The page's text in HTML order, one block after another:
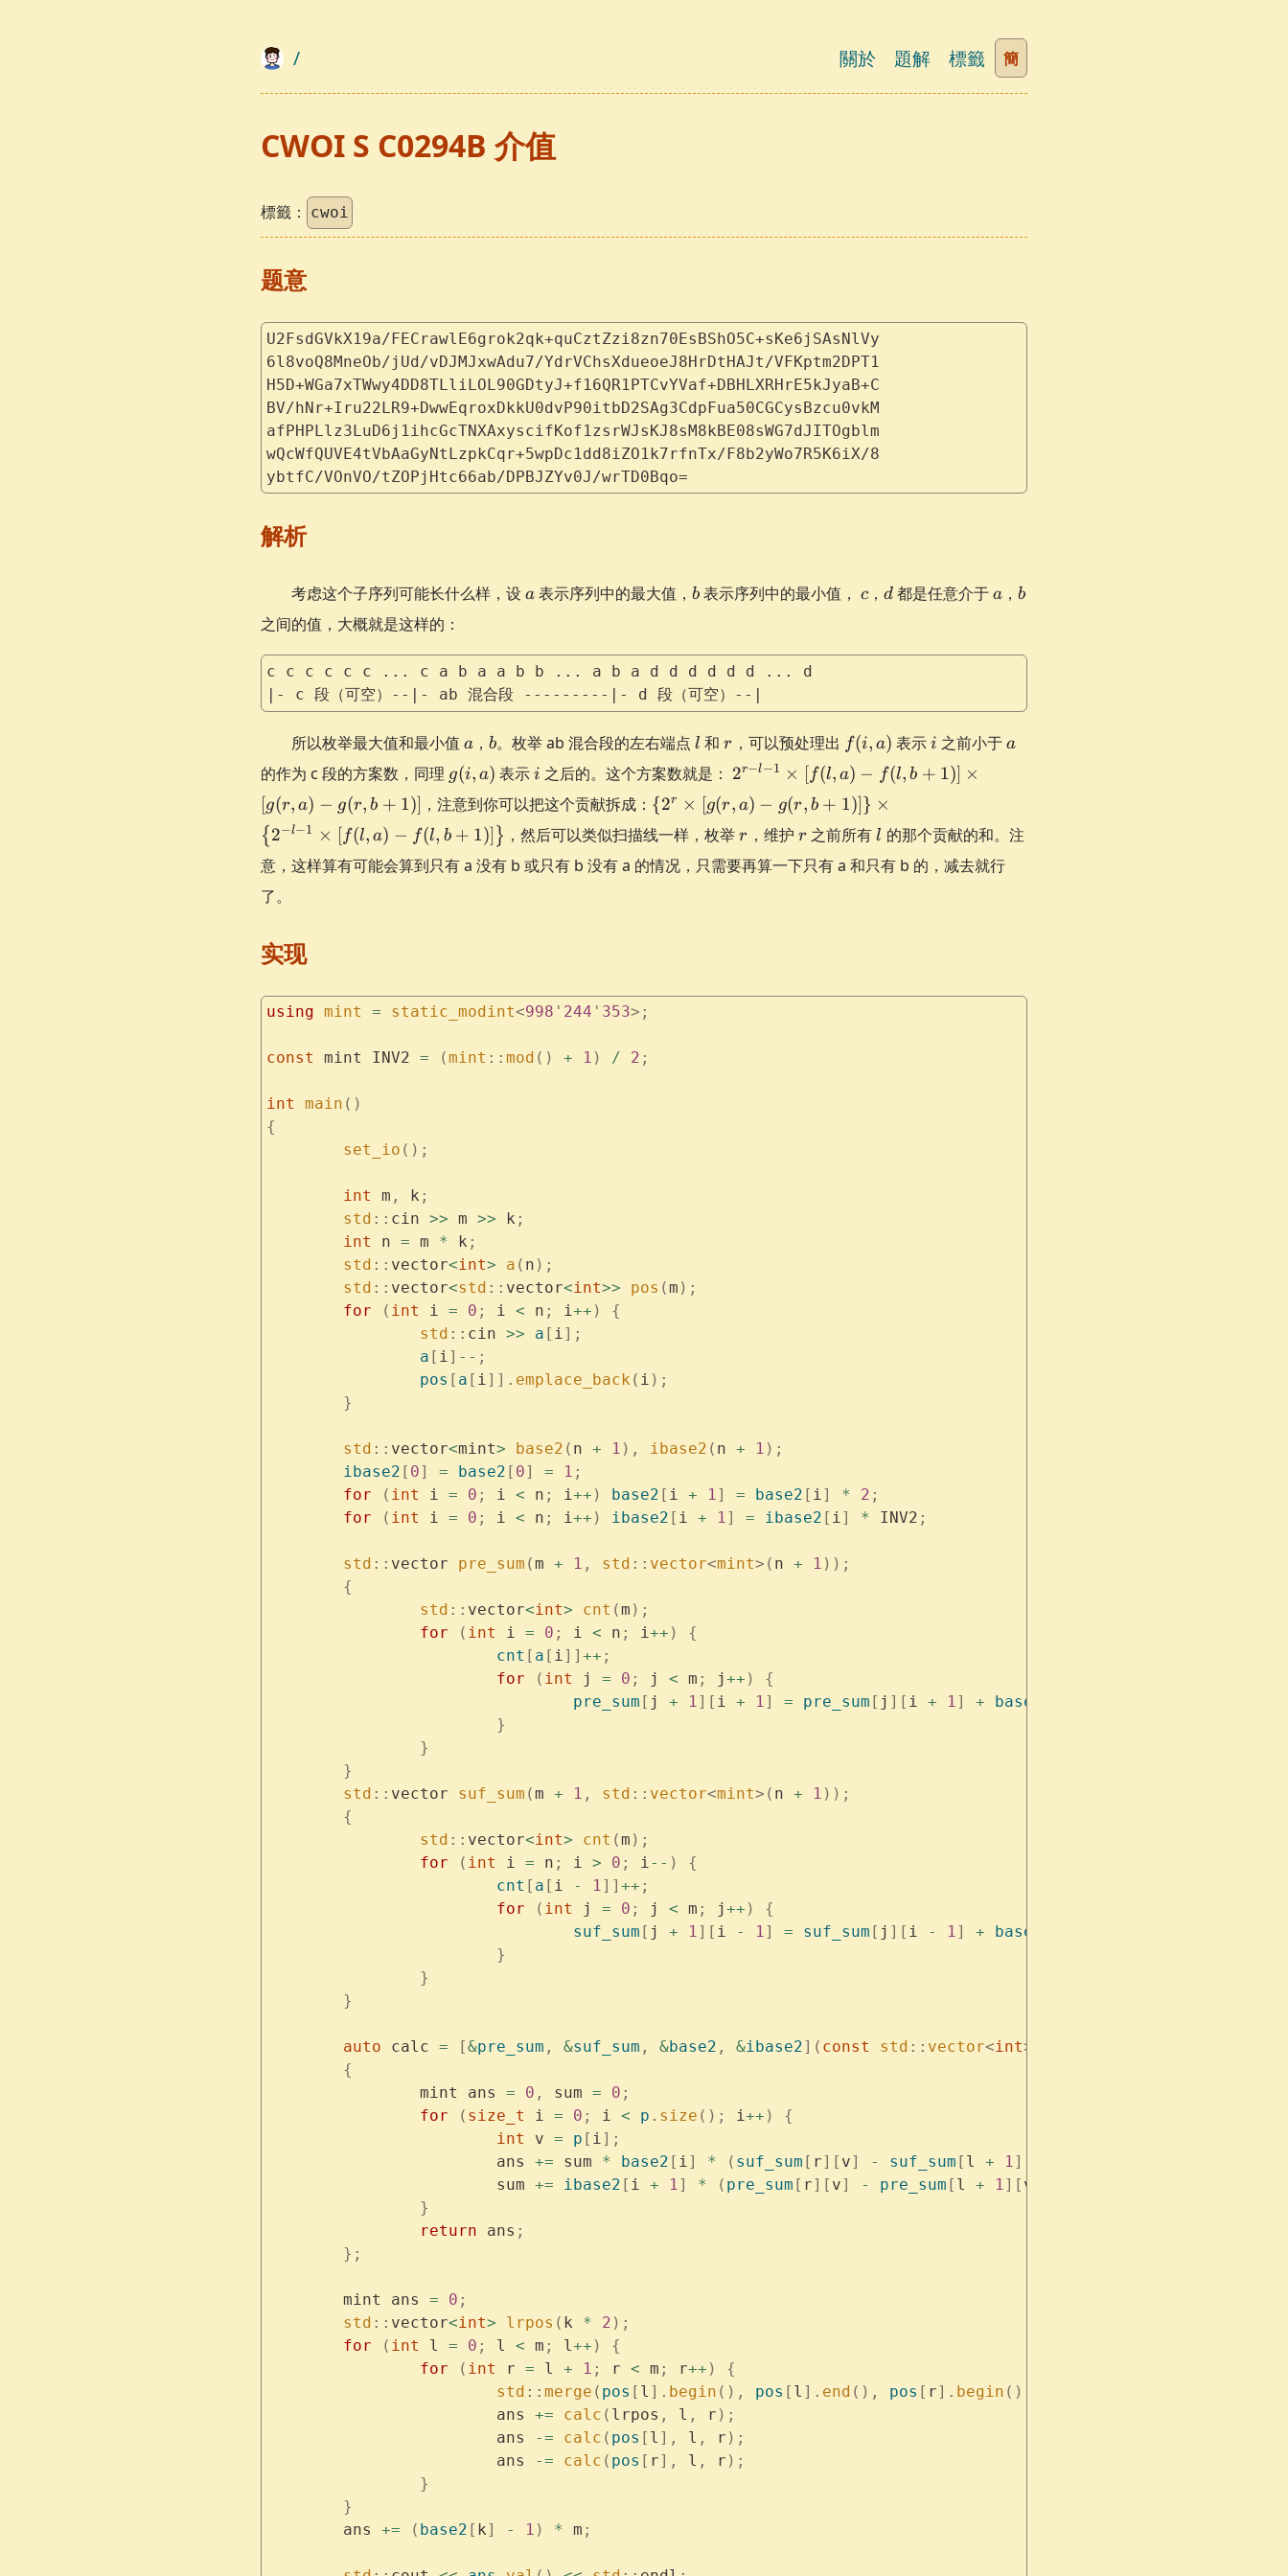
/ 關於 題解 標籤 簡
CWOI S C0294B 介值
標籤： cwoi
题意
U2FsdGVkX19a/FECrawlE6grok2qk+quCztZzi8zn70EsBShO5C+sKe6jSAsNlVy
6l8voQ8MneOb/jUd/vDJMJxwAdu7/YdrVChsXdueoeJ8HrDtHAJt/VFKptm2DPT1
H5D+WGa7xTWwy4DD8TLliLOL90GDtyJ+f16QR1PTCvYVaf+DBHLXRHrE5kJyaB+C
BV/hNr+Iru22LR9+DwwEqroxDkkU0dvP90itbD2SAg3CdpFua50CGCysBzcu0vkM
afPHPLlz3LuD6j1ihcGcTNXAxyscifKof1zsrWJsKJ8sM8kBE08sWG7dJITOgblm
wQcWfQUVE4tVbAaGyNtLzpkCqr+5wpDc1dd8iZO1k7rfnTx/F8b2yWo7R5K6iX/8
ybtfC/VOnVO/tZOPjHtc66ab/DPBJZYv0J/wrTD0Bqo=
解析
考虑这个子序列可能长什么样，设 a
a 表示序列中的最大值， b
b 表示序列中的最小值， c
c ， d
d 都是任意介于 a
a ， b
b
之间的值，大概就是这样的：
c c c c c c ... c a b a a b b ... a b a d d d d d d ... d
|- c 段（可空）--|- ab 混合段 ---------|- d 段（可空）--|
所以枚举最大值和最小值 a
a ， b
b。枚举 ab 混合段的左右端点 l
l 和r
r ，可以预处理出 f(i,
a)
f(i, a) 表示i
i 之前小于a
a
的作为 c 段的方案数，同理 g(i,
a)
g(i, a) 表示i
i 之后的。这个方案数就是： 2^{r-l-
1}\times
[f(l,a)-
f(l,b+1)]\times
[g(r,a)-
g(r,b+1)]
2r−l−1 × [f(l, a) − f(l, b + 1)] ×
[g(r, a) − g(r, b + 1)] ，注意到你可以把这个贡献拆成： \left\
{2^{r}\times
[g(r,a)-g(r,b+1)]
\right\} \times
{2r × [g(r, a) − g(r, b + 1)]} ×
{ 2−l−1 × [f(l, a) − f(l, b + 1)] } ，然后可以类似扫描线一样，枚举r
r ，维护 r
r 之前所有l
l 的那个贡献的和。注
意，这样算有可能会算到只有 a 没有 b 或只有 b 没有 a 的情况，只需要再算一下只有 a 和只有 b 的，减去就行
了。
实现
using mint = static_modint<998 ' 244 ' 353>;
const mint INV2 = (mint :: mod () + 1 ) / 2 ;
int main ()
{
	set_io
();
	int
m , k ;
	std
:: cin >> m >> k ;
	int
n = m * k ;
	std
:: vector<int> a ( n );
	std
:: vector<std :: vector<int>> pos (m );
	for
( int i = 0 ; i < n ; i++ )
{
		std
:: cin >> a [ i];
		a
[ i] -- ;
		pos
[ a [ i]]. emplace_back ( i );
	}
	std
:: vector<mint> base2 ( n + 1 ), ibase2 ( n + 1 );
	ibase2
[ 0] = base2 [ 0] = 1 ;
	for
( int i = 0 ; i < n ; i++ ) base2 [ i + 1] = base2 [ i] * 2 ;
	for
( int i = 0 ; i < n ; i++ ) ibase2 [ i + 1] = ibase2 [ i] * INV2 ;
	std
:: vector pre_sum (m + 1 , std :: vector<mint>( n + 1 ));
	{
		std
:: vector<int> cnt (m );
		for
( int i = 0 ; i < n ; i++ )
{
			cnt
[ a [ i]] ++ ;
			for
( int j = 0 ; j < m ; j++ )
{
				pre_sum
[ j + 1][ i + 1] = pre_sum [ j ][ i + 1] + base2
			}
		}
	}
	std
:: vector suf_sum (m + 1 , std :: vector<mint>( n + 1 ));
	{
		std
:: vector<int> cnt (m );
		for
( int i = n ; i > 0 ; i-- )
{
			cnt
[ a [ i - 1]] ++ ;
			for
( int j = 0 ; j < m ; j++ )
{
				suf_sum
[ j + 1][ i - 1] = suf_sum [ j ][ i - 1] + base2
			}
		}
	}
	auto
calc = [&pre_sum , &suf_sum , &base2 , &ibase2]( const std :: vector<int>
	{
		mint ans
= 0 , sum = 0 ;
		for
( size_t i = 0 ; i < p . size (); i++ )
{
			int
v = p [ i];
			ans
+= sum * base2 [ i] * ( suf_sum [ r][ v] - suf_sum [ l + 1][
			sum
+= ibase2 [ i + 1] * ( pre_sum [ r][ v] - pre_sum [ l + 1][ v
		}
		return
ans ;
	};
	mint ans
= 0 ;
	std
:: vector<int> lrpos ( k * 2 );
	for
( int l = 0 ; l < m ; l++ )
{
		for
( int r = l + 1 ; r < m ; r++ )
{
			std
:: merge ( pos [ l ]. begin (), pos [ l ]. end (), pos [ r]. begin (),
			ans
+= calc ( lrpos , l , r );
			ans
-= calc ( pos [ l ], l , r );
			ans
-= calc ( pos [ r], l , r );
		}
	}
	ans
+= ( base2 [ k] - 1 ) * m ;